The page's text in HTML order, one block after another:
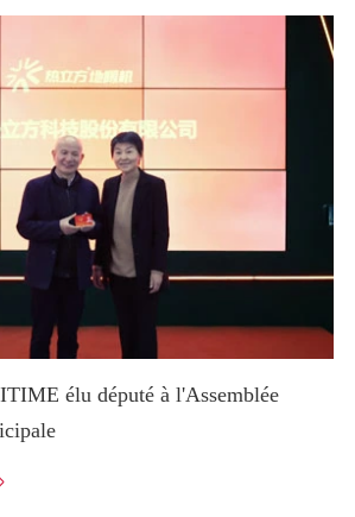
élu député à l'Assemblée